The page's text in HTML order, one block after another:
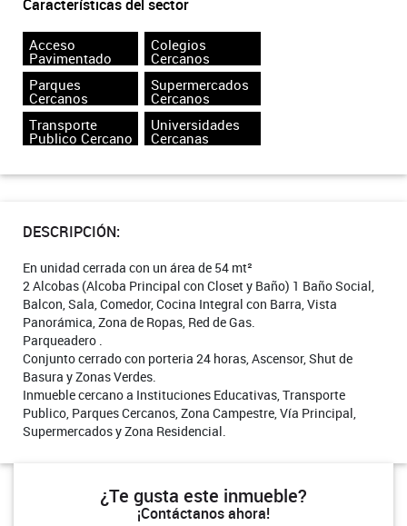
Características del sector
Acceso
Pavimentado
Colegios
Cercanos
Parques
Cercanos
Supermercados
Cercanos
Transporte
Publico Cercano
Universidades
Cercanas
DESCRIPCIÓN:
En unidad cerrada con un área de 54 mt²
2 Alcobas (Alcoba Principal con Closet y Baño) 1 Baño Social,
Balcon, Sala, Comedor, Cocina Integral con Barra, Vista
Panorámica, Zona de Ropas, Red de Gas.
Parqueadero .
Conjunto cerrado con porteria 24 horas, Ascensor, Shut de
Basura y Zonas Verdes.
Inmueble cercano a Instituciones Educativas, Transporte
Publico, Parques Cercanos, Zona Campestre, Vía Principal,
Supermercados y Zona Residencial.
¿Te gusta este inmueble?
¡Contáctanos ahora!